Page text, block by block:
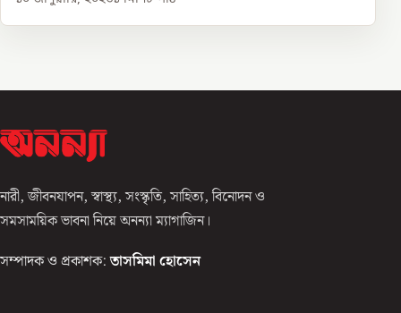
নারী, জীবনযাপন, স্বাস্থ্য, সংস্কৃতি, সাহিত্য, বিনোদন ও
সমসাময়িক ভাবনা নিয়ে অনন্যা ম্যাগাজিন।
সম্পাদক ও প্রকাশক: তাসমিমা হোসেন